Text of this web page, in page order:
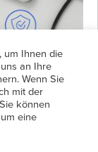
wichtiger
SSDs
um Ihnen die
an Ihre
Wenn Sie
mit der
können
eine